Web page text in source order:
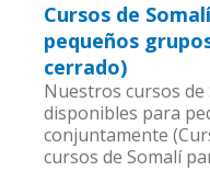
Cursos de
pequeños
cerrado)
Nuestros cursos
disponibles para
conjuntamente
cursos de Somalí